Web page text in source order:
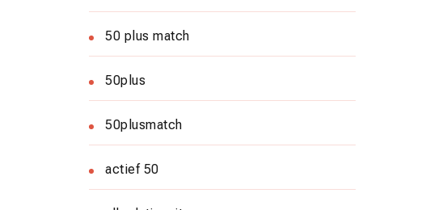
50 plus match
50plus
50plusmatch
actief 50